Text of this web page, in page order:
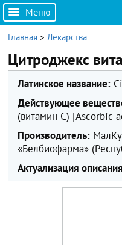
Меню
Главная >Лекарства
Цитроджекс
Латинское название:
Действующее
(витамин C) [Ascorbic
Производитель:
«Белбиофарма»
Актуализация